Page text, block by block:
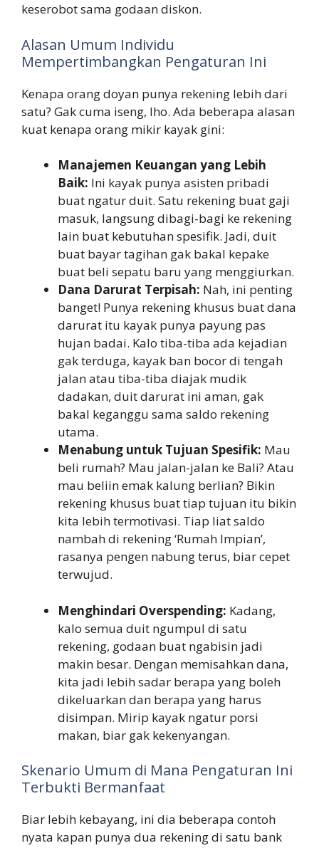
keserobot sama godaan diskon.
Alasan Umum Individu
Mempertimbangkan Pengaturan Ini
Kenapa orang doyan punya rekening lebih dari
satu? Gak cuma iseng, lho. Ada beberapa alasan
kuat kenapa orang mikir kayak gini:
Manajemen Keuangan yang Lebih
Baik: Ini kayak punya asisten pribadi
buat ngatur duit. Satu rekening buat gaji
masuk, langsung dibagi-bagi ke rekening
lain buat kebutuhan spesifik. Jadi, duit
buat bayar tagihan gak bakal kepake
buat beli sepatu baru yang menggiurkan.
Dana Darurat Terpisah: Nah, ini penting
banget! Punya rekening khusus buat dana
darurat itu kayak punya payung pas
hujan badai. Kalo tiba-tiba ada kejadian
gak terduga, kayak ban bocor di tengah
jalan atau tiba-tiba diajak mudik
dadakan, duit darurat ini aman, gak
bakal keganggu sama saldo rekening
utama.
Menabung untuk Tujuan Spesifik: Mau
beli rumah? Mau jalan-jalan ke Bali? Atau
mau beliin emak kalung berlian? Bikin
rekening khusus buat tiap tujuan itu bikin
kita lebih termotivasi. Tiap liat saldo
nambah di rekening ‘Rumah Impian’,
rasanya pengen nabung terus, biar cepet
terwujud.
Menghindari Overspending: Kadang,
kalo semua duit ngumpul di satu
rekening, godaan buat ngabisin jadi
makin besar. Dengan memisahkan dana,
kita jadi lebih sadar berapa yang boleh
dikeluarkan dan berapa yang harus
disimpan. Mirip kayak ngatur porsi
makan, biar gak kekenyangan.
Skenario Umum di Mana Pengaturan Ini
Terbukti Bermanfaat
Biar lebih kebayang, ini dia beberapa contoh
nyata kapan punya dua rekening di satu bank